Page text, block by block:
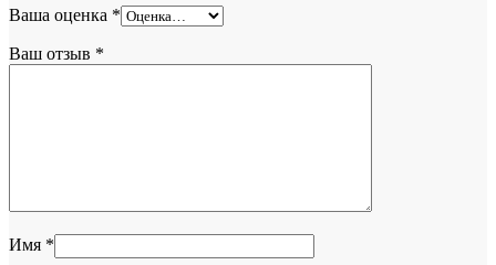
Ваша оценка *
Ваш отзыв *
Имя *